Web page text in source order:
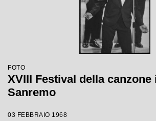
FOTO
XVIII Festival della canzone
Sanremo
03 FEBBRAIO 1968